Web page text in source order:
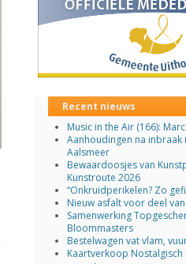
Recent nieuws
Music in the Air (166):
Aanhoudingen na inbraak
Aalsmeer
Bewaardoosjes van
Kunstroute 2026
“Onkruidperikelen? Zo
Nieuw asfalt voor deel
Samenwerking
Bloommasters
Bestelwagen vat vlam,
Kaartverkoop